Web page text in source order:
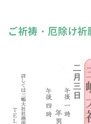
ご祈祷・厄除け